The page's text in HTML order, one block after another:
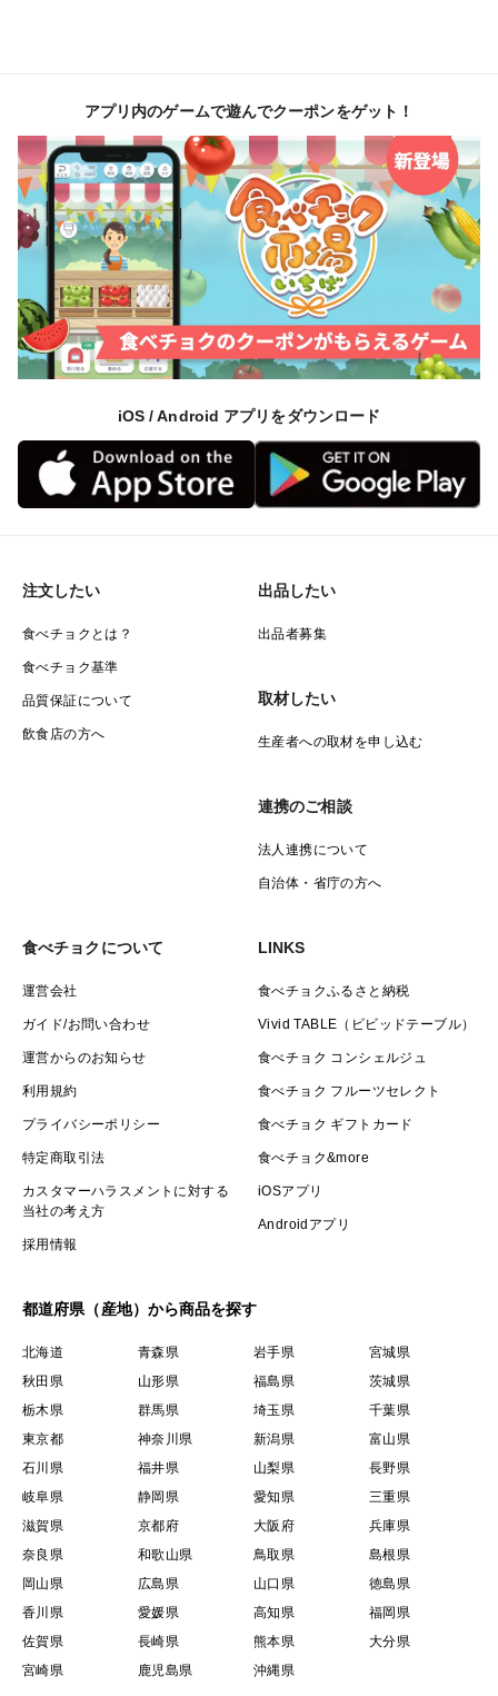
アプリ内のゲームで遊んでクーポンをゲット！
iOS / Android アプリをダウンロード
注文したい
食べチョクとは？
食べチョク基準
品質保証について
飲食店の方へ
出品したい
出品者募集
取材したい
生産者への取材を申し込む
連携のご相談
法人連携について
自治体・省庁の方へ
食べチョクについて
運営会社
ガイド/お問い合わせ
運営からのお知らせ
利用規約
プライバシーポリシー
特定商取引法
カスタマーハラスメントに対する
当社の考え方
採用情報
LINKS
食べチョクふるさと納税
Vivid TABLE（ビビッドテーブル）
食べチョク コンシェルジュ
食べチョク フルーツセレクト
食べチョク ギフトカード
食べチョク&more
iOSアプリ
Androidアプリ
都道府県（産地）から商品を探す
北海道 青森県 岩手県
宮城県
秋田県
山形県 福島県
茨城県
栃木県
群馬県 埼玉県
千葉県
東京都
神奈川県 新潟県
富山県
石川県
福井県 山梨県
長野県
岐阜県
静岡県 愛知県
三重県
滋賀県
京都府 大阪府
兵庫県
奈良県
和歌山県 鳥取県
島根県
岡山県
広島県 山口県
徳島県
香川県
愛媛県 高知県
福岡県
佐賀県
長崎県 熊本県
大分県
宮崎県
鹿児島県 沖縄県